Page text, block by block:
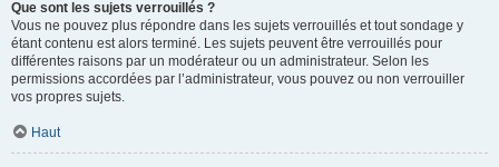
Que sont les sujets verrouillés ?
Vous ne pouvez plus répondre dans les sujets verrouillés et tout sondage y
étant contenu est alors terminé. Les sujets peuvent être verrouillés pour
différentes raisons par un modérateur ou un administrateur. Selon les
permissions accordées par l’administrateur, vous pouvez ou non verrouiller
vos propres sujets.
Haut